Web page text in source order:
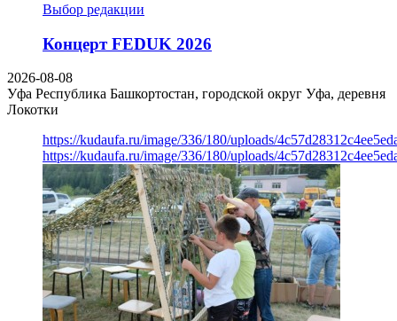
Выбор редакции
Концерт FEDUK 2026
2026-08-08
Уфа Республика Башкортостан, городской округ Уфа, деревня
Локотки
https://kudaufa.ru/image/336/180/uploads/
https://kudaufa.ru/image/336/180/uploads/